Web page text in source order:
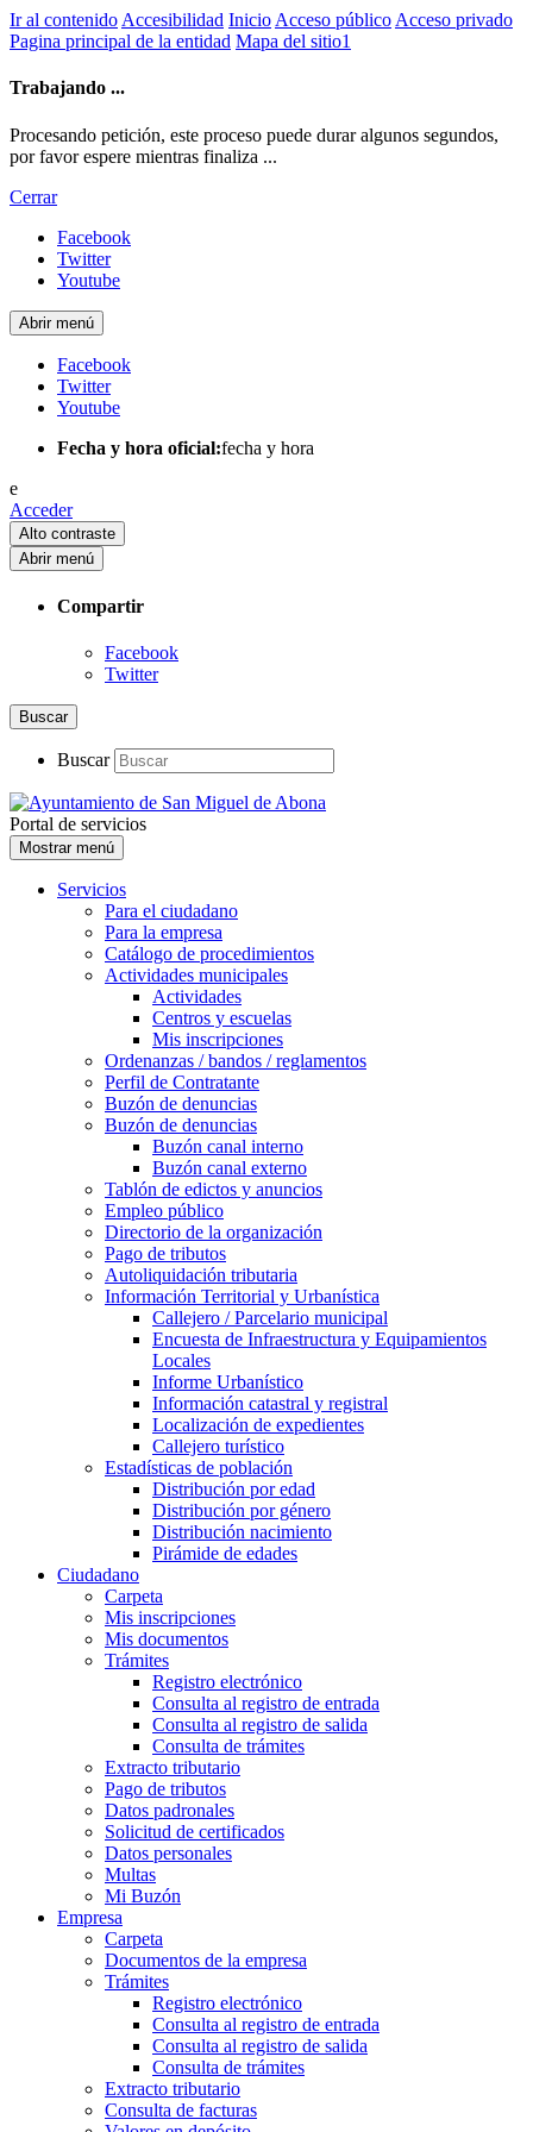
Ir al contenido Accesibilidad Inicio Acceso público Acceso privado
Pagina principal de la entidad Mapa del sitio1
Trabajando ...
Procesando petición, este proceso puede durar algunos segundos,
por favor espere mientras finaliza ...
Cerrar
Facebook
Twitter
Youtube
Abrir menú
Facebook
Twitter
Youtube
Fecha y hora oficial:fecha y hora
e
Acceder
Alto contraste
Abrir menú
Compartir
Facebook
Twitter
Buscar
Buscar
Portal de servicios
Mostrar menú
Servicios
Para el ciudadano
Para la empresa
Catálogo de procedimientos
Actividades municipales
Actividades
Centros y escuelas
Mis inscripciones
Ordenanzas / bandos / reglamentos
Perfil de Contratante
Buzón de denuncias
Buzón de denuncias
Buzón canal interno
Buzón canal externo
Tablón de edictos y anuncios
Empleo público
Directorio de la organización
Pago de tributos
Autoliquidación tributaria
Información Territorial y Urbanística
Callejero / Parcelario municipal
Encuesta de Infraestructura y Equipamientos
Locales
Informe Urbanístico
Información catastral y registral
Localización de expedientes
Callejero turístico
Estadísticas de población
Distribución por edad
Distribución por género
Distribución nacimiento
Pirámide de edades
Ciudadano
Carpeta
Mis inscripciones
Mis documentos
Trámites
Registro electrónico
Consulta al registro de entrada
Consulta al registro de salida
Consulta de trámites
Extracto tributario
Pago de tributos
Datos padronales
Solicitud de certificados
Datos personales
Multas
Mi Buzón
Empresa
Carpeta
Documentos de la empresa
Trámites
Registro electrónico
Consulta al registro de entrada
Consulta al registro de salida
Consulta de trámites
Extracto tributario
Consulta de facturas